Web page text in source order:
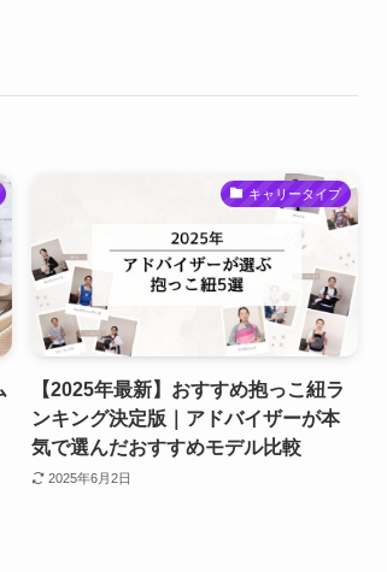
キャリータイプ
【2025年最新】おすすめ抱っこ紐ラ
ンキング決定版｜アドバイザーが本
気で選んだおすすめモデル比較
2025年6月2日